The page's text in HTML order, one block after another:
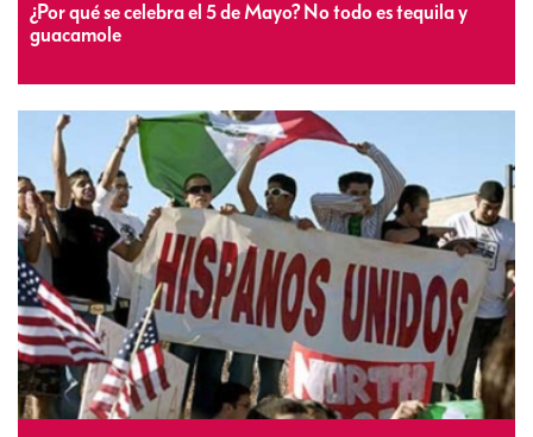
¿Por qué se celebra el 5 de Mayo? No todo es tequila y
guacamole